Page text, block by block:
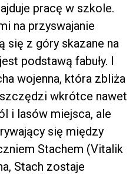
pracę w szkole.
na przyswajanie
się z góry skazane na
podstawą fabuły. I
wojenna, która zbliża
wkrótce nawet
i lasów miejsca, ale
się między
Stachem (Vitalik
Stach zostaje